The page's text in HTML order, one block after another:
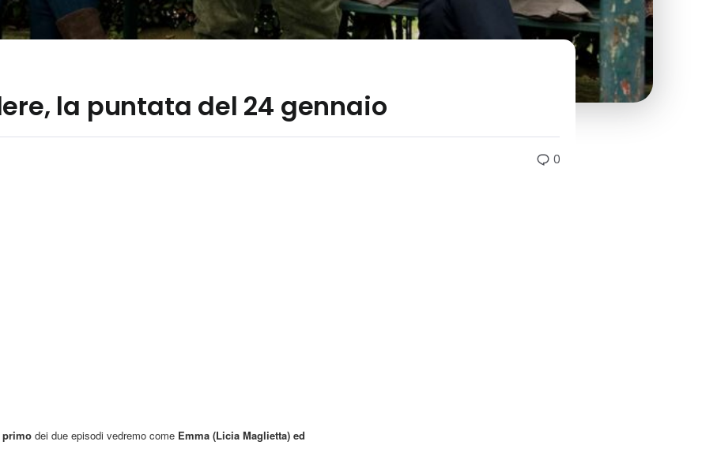
la puntata del 24 gennaio
0
primo dei due episodi vedremo come Emma (Licia Maglietta) ed